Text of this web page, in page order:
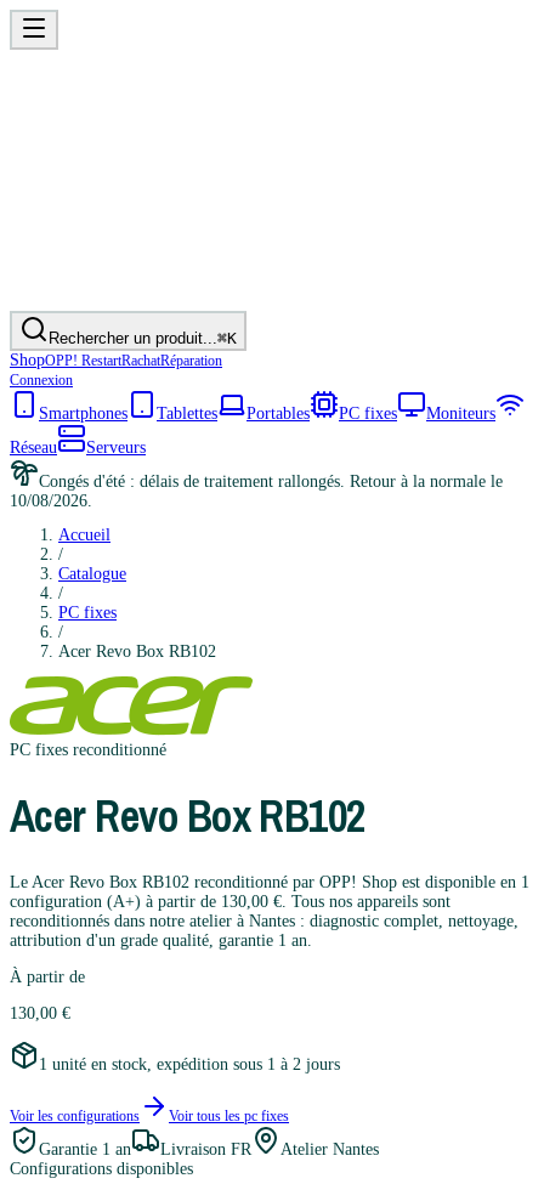
Rechercher un produit...⌘K
ShopOPP! RestartRachatRéparation
Connexion
Smartphones Tablettes Portables PC fixes
Moniteurs
Réseau
Serveurs
Congés d'été : délais de traitement rallongés. Retour à la normale le
10/08/2026.
Accueil
/
Catalogue
/
PC fixes
/
Acer Revo Box RB102
PC fixes reconditionné
AcerRevo Box RB102
Le Acer Revo Box RB102 reconditionné par OPP! Shop est disponible en 1
configuration (A+) à partir de 130,00 €. Tous nos appareils sont
reconditionnés dans notre atelier à Nantes : diagnostic complet, nettoyage,
attribution d'un grade qualité, garantie 1 an.
À partir de
130,00 €
1 unité en stock, expédition sous 1 à 2 jours
Voir les configurations Voir tous les pc fixes
Garantie 1 an Livraison FR
Atelier Nantes
Configurations disponibles